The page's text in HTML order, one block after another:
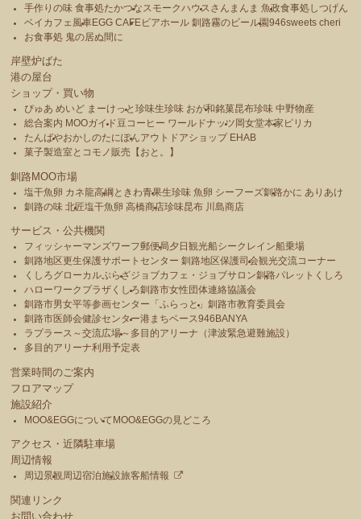
手作りの味 食事処たかつな スモークハウス さんまんま 魚政食事処しつげん
ベイカフェ風車EGG CAFEビアホール 釧路霧のビール園946sweets cheri
お食事処 鬼の居ぬ間に
岸壁炉ばた
港の屋台
ショップ・買い物
ぴゅあ めいど まーけっと珍味生珍味 おが和銘菓昆布珍味 中野物産
総合案内 MOOガイド豆コーヒー ワールドナッツ 岡女堂本家 ピリカ
たんばやおかしのたにぽんアウトドアショップ EHAB
菓子製造室とコモノ販売【おと。】
釧路MOO市場
塩干魚卵 カネ龍高綱 ときわ青果生珍味 魚卵 シーフーズ釧路かに ありあけ
釧路の味 北匠塩干魚卵 高橋商店珍味昆布 川島商店
サービス・公共機関
フィッシャーマンズワーフ郵便局夕日観光船シークレイン船乗場
釧路地区更生保護サポートセンター 釧路地区保護司会観光交流コーナー
くしろグローカルぷらざジョブカフェ・ジョブサロン釧路パレットくしろ
ハローワークプラザくしろ釧路市女性団体連絡協議会
釧路市男女平等参画センター「ふらっと」釧路市教育委員会
釧路市医師会健診センター港まちベース946BANYA
ラプラース～交流広場～ 多目的アリーナ（津波緊急避難施設）
多目的アリーナ利用予定表
営業時間のご案内
フロアマップ
施設紹介
MOO&EGGについて MOO&EGGの見どころ
アクセス・近隣駐車場
周辺情報
周辺景観 周辺宿泊施設旅客船情報
関連リンク
お問い合わせ